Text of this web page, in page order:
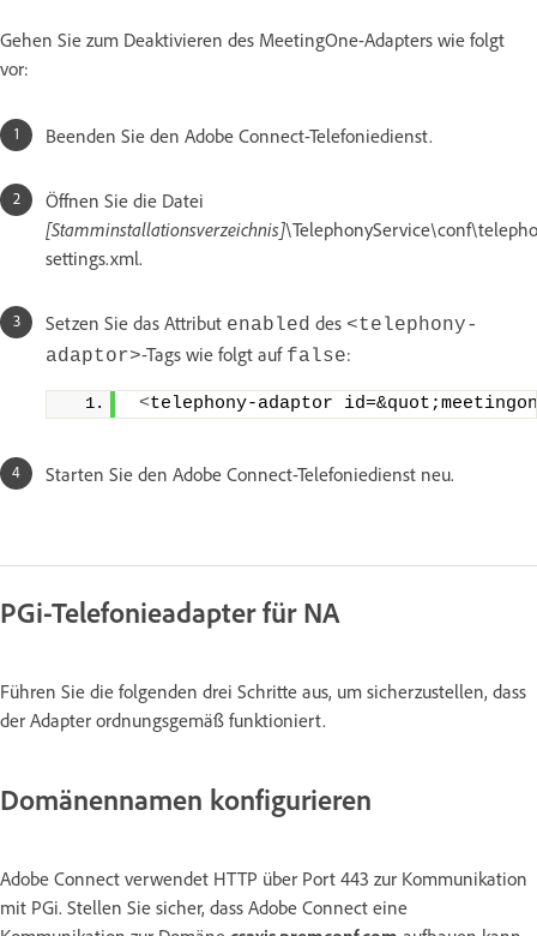
Gehen Sie zum Deaktivieren des MeetingOne-Adapters wie folgt
vor:
Beenden Sie den Adobe Connect-Telefoniedienst.
Öffnen Sie die Datei
[Stamminstallationsverzeichnis]
settings.xml.
Setzen Sie das Attribut enabled des <telephony-
adaptor>-Tags wie folgt auf false:
<telephony-adaptor
Starten Sie den Adobe Connect-Telefoniedienst neu.
PGi-Telefonieadapter für NA
Führen Sie die folgenden drei Schritte aus, um sicherzustellen, dass
der Adapter ordnungsgemäß funktioniert.
Domänennamen konfigurieren
Adobe Connect verwendet HTTP über Port 443 zur Kommunikation
mit PGi. Stellen Sie sicher, dass Adobe Connect eine